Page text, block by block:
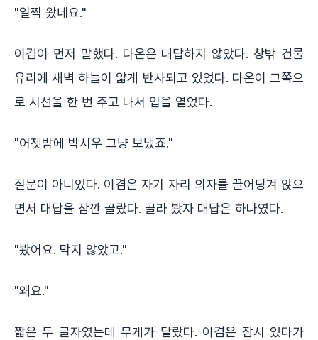
"일찍 왔네요."
이겸이 먼저 말했다. 다온은 대답하지 않았다. 창밖 건물
유리에 새벽 하늘이 얇게 반사되고 있었다. 다온이 그쪽으
로 시선을 한 번 주고 나서 입을 열었다.
"어젯밤에 박시우 그냥 보냈죠."
질문이 아니었다. 이겸은 자기 자리 의자를 끌어당겨 앉으
면서 대답을 잠깐 골랐다. 골라 봤자 대답은 하나였다.
"봤어요. 막지 않았고."
"왜요."
짧은 두 글자였는데 무게가 달랐다. 이겸은 잠시 있다가